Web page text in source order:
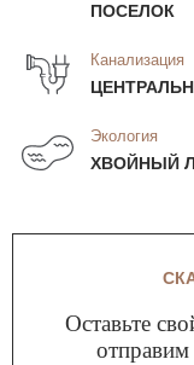
ПОСЕЛОК
Канализация
Экология
ХВОЙНЫЙ
Оставьте
отправим